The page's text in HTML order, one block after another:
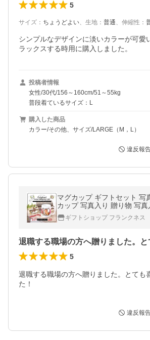
5
サイズ ： ちょうどよい、 生地 ： 普通、 伸縮性 ：
シンプルなデザインに淡いカラーが可愛
ラックスする時用に購入しました。
投稿者情報
女性/30代/156～160cm/51～55kg
普段着ているサイズ：L
購入した商品
カラー/その他、サイズ/LARGE（M，L）
違反報
マグカップ ギフトセット 写
カップ 写真入り 贈り物 写真
メッセージ 誕生日 シングル
紅茶 オリジナル SG
ギフトショップ フランクネス
5
退職する職場の方へ贈りました。とても
た！
違反報